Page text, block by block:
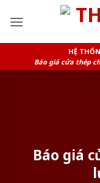
HỆ
Báo giá cửa thép
Báo giá